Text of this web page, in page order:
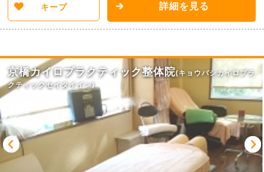
キープ 詳細を見る
京橋カイロプラクティック整体院(キョウバシカイロプラ
クティックセイタイイン)